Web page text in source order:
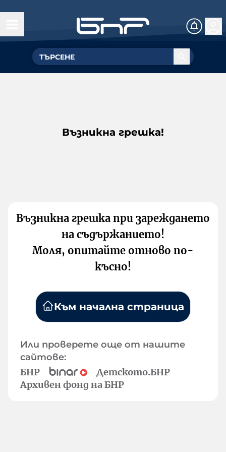
Възникна грешка!
Възникна грешка при зареждането
на съдържанието!
Моля, опитайте отново по-
късно!
Към начална страница
Или проверете още от нашите
сайтове:
БНР
Детското.БНР
Архивен фонд на БНР